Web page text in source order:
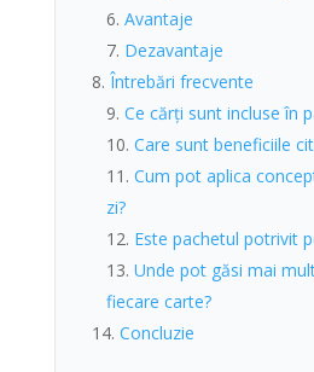
Avantaje
Dezavantaje
Întrebări frecvente
Ce cărți sunt incluse în
Care sunt beneficiile
Cum pot aplica
zi?
Este pachetul potrivit
Unde pot găsi mai
fiecare carte?
Concluzie